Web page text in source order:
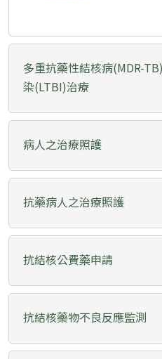
多重抗藥性結核病(MDR-
染(LTBI)治療
病人之治療照護
抗藥病人之治療照護
抗結核公費藥申請
抗結核藥物不良反應監測